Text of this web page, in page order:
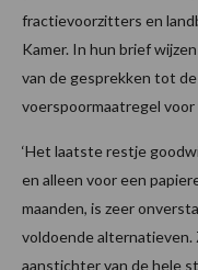
fractievoorzitters en
Kamer. In hun brief
van de gesprekken tot
voerspoormaatregel
‘Het laatste restje
en alleen voor een
maanden, is zeer
voldoende alternatieven.
aanstichter van de hele